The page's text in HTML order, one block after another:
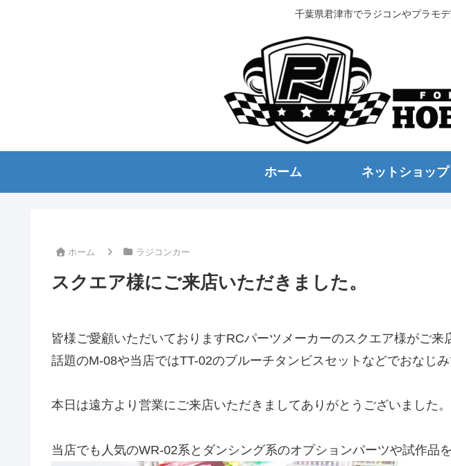
千葉県君津市でラジコンやプラモ
ホーム ネットショップ
ホーム ラジコンカー
スクエア様にご来店いただきました。
皆様ご愛顧いただいておりますRCパーツメーカーのスクエア様がご来
話題のM-08や当店ではTT-02のブルーチタンビスセットなどでおなじみ
本日は遠方より営業にご来店いただきましてありがとうございました。
当店でも人気のWR-02系とダンシング系のオプションパーツや試作品